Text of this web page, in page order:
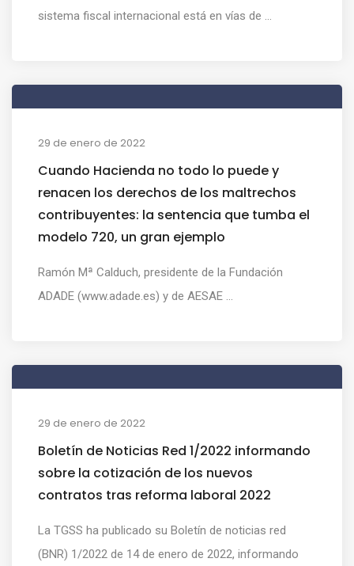
sistema fiscal internacional está en vías de ...
29 de enero de 2022
Cuando Hacienda no todo lo puede y
renacen los derechos de los maltrechos
contribuyentes: la sentencia que tumba el
modelo 720, un gran ejemplo
Ramón Mª Calduch, presidente de la Fundación
ADADE (www.adade.es) y de AESAE ...
29 de enero de 2022
Boletín de Noticias Red 1/2022 informando
sobre la cotización de los nuevos
contratos tras reforma laboral 2022
La TGSS ha publicado su Boletín de noticias red
(BNR) 1/2022 de 14 de enero de 2022, informando